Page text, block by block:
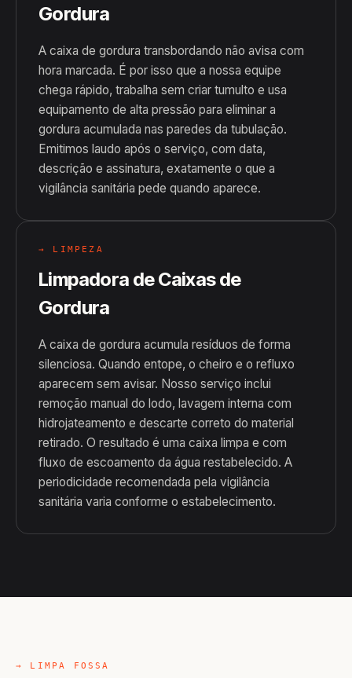
Gordura
A caixa de gordura transbordando não avisa com
hora marcada. É por isso que a nossa equipe
chega rápido, trabalha sem criar tumulto e usa
equipamento de alta pressão para eliminar a
gordura acumulada nas paredes da tubulação.
Emitimos laudo após o serviço, com data,
descrição e assinatura, exatamente o que a
vigilância sanitária pede quando aparece.
→ LIMPEZA
Limpadora de Caixas de
Gordura
A caixa de gordura acumula resíduos de forma
silenciosa. Quando entope, o cheiro e o refluxo
aparecem sem avisar. Nosso serviço inclui
remoção manual do lodo, lavagem interna com
hidrojateamento e descarte correto do material
retirado. O resultado é uma caixa limpa e com
fluxo de escoamento da água restabelecido. A
periodicidade recomendada pela vigilância
sanitária varia conforme o estabelecimento.
→ LIMPA FOSSA